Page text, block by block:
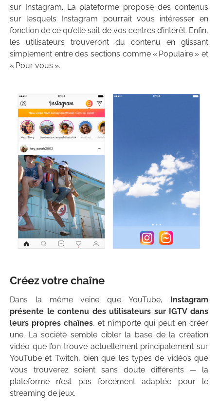
sur Instagram. La plateforme propose des contenus
sur lesquels Instagram pourrait vous intéresser en
fonction de ce qu’elle sait de vos centres d’intérêt. Enfin,
les utilisateurs trouveront du contenu en glissant
simplement entre des sections comme « Populaire » et
« Pour vous ».
Créez votre chaîne
Dans la même veine que YouTube, Instagram
présente le contenu des utilisateurs sur IGTV dans
leurs propres chaînes, et n’importe qui peut en créer
une. La société semble cibler la base de la création
vidéo que l’on trouve actuellement principalement sur
YouTube et Twitch, bien que les types de vidéos que
vous trouverez soient sans doute différents — la
plateforme n’est pas forcément adaptée pour le
streaming de jeux.